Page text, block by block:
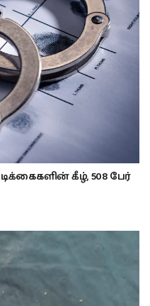
கீழ், 508 பேர்